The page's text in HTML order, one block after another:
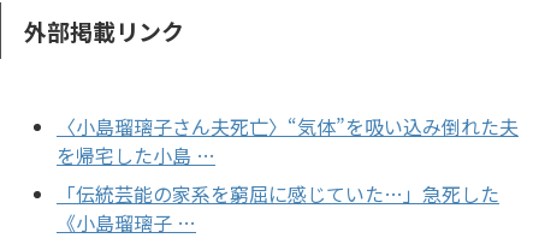
外部掲載リンク
〈小島瑠璃子さん夫死亡〉“気体”を吸い込み倒れた夫
を帰宅した小島 …
「伝統芸能の家系を窮屈に感じていた…」急死した
《小島瑠璃子 …